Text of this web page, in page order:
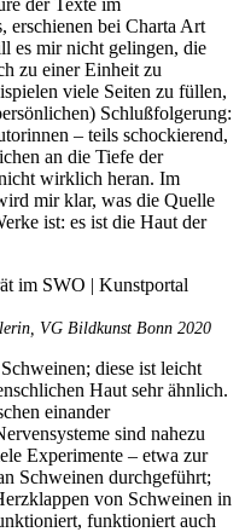
der Texte im
erschienen bei Charta Art
es mir nicht gelingen, die
zu einer Einheit zu
viele Seiten zu füllen,
Schlußfolgerung:
– teils schockierend,
an die Tiefe der
wirklich heran. Im
mir klar, was die Quelle
ist: es ist die Haut der
VG Bildkunst Bonn 2020
diese ist leicht
Haut sehr ähnlich.
einander
sind nahezu
Experimente – etwa zur
Schweinen durchgeführt;
von Schweinen in
funktioniert auch